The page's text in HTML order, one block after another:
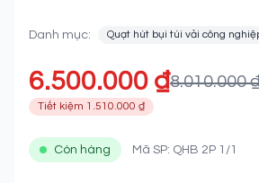
Danh mục: Quạt hút bụi túi vải công
6.500.000 ₫8.010.000
Tiết kiệm 1.510.000 ₫
Còn hàng Mã SP: QHB 2P 1/1